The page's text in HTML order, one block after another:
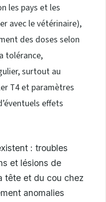
les pays et les
avec le vétérinaire),
des doses selon
tolérance,
surtout au
T4 et paramètres
effets
: troubles
et lésions de
tête et du cou chez
anomalies